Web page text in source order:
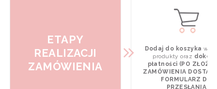
ETAPY
REALIZACJI
ZAMÓWIENIA
Dodaj do koszyka
produkty oraz
płatności (PO
ZAMÓWIENIA
FORMULARZ DO
PRZESŁANIA